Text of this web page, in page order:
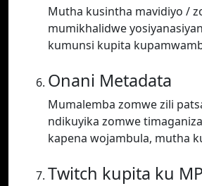
Mutha kusintha mavidiyo /
mumikhalidwe
kumunsi kupita
Onani Metadata
Mumalemba zomwe zili
ndikuyika zomwe
kapena wojambula, mutha
Twitch kupita ku